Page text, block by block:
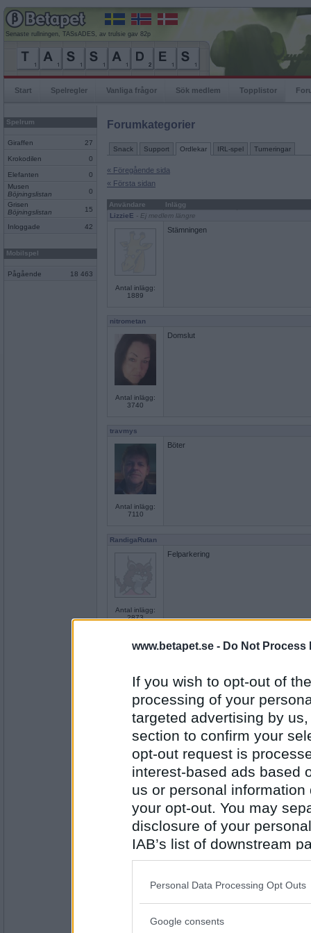
www.betapet.se - Do Not Process
If you wish to opt-out of
processing of your
targeted advertising by
section to confirm your
opt-out request is
interest-based ads based
us or personal
your opt-out. You may
disclosure of your
IAB’s list of downstream
also be disclosed by us
Downstream Participants
Please note that this
Personal Data Processing Opt Outs
Google consents
Senaste rullningen, TASsADES, av trulsie gav 82p
Start Spelregler Vanliga frågor Sök medlem Topplistor
Spelrum
Giraffen 27
Krokodilen 0
Elefanten
0
Musen
Böjningslistan
0
Grisen
Böjningslistan
15
Inloggade 42
Mobilspel
Pågående 18 463
Forumkategorier
Snack Support Ordlekar IRL-spel Turneringar
« Föregående sida
« Första sidan
Användare
Inlägg
LizzieE - Ej medlem längre
Antal inlägg:
1889
Stämningen
nitrometan
Antal inlägg:
3740
Domslut
travmys
Antal inlägg:
7110
Böter
RandigaRutan
Antal inlägg:
2873
Felparkering
nitrometan
Antal inlägg:
babbotina
Antal inlägg:
2871
Lyxigt